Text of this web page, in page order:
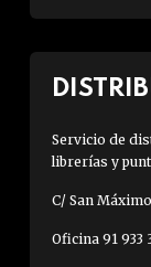
Servicio de
librerías y
C/ San
Oficina 91 933